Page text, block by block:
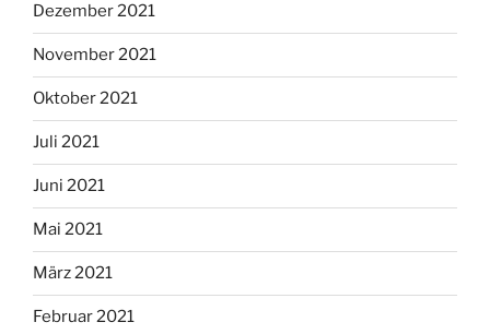
Dezember 2021
November 2021
Oktober 2021
Juli 2021
Juni 2021
Mai 2021
März 2021
Februar 2021